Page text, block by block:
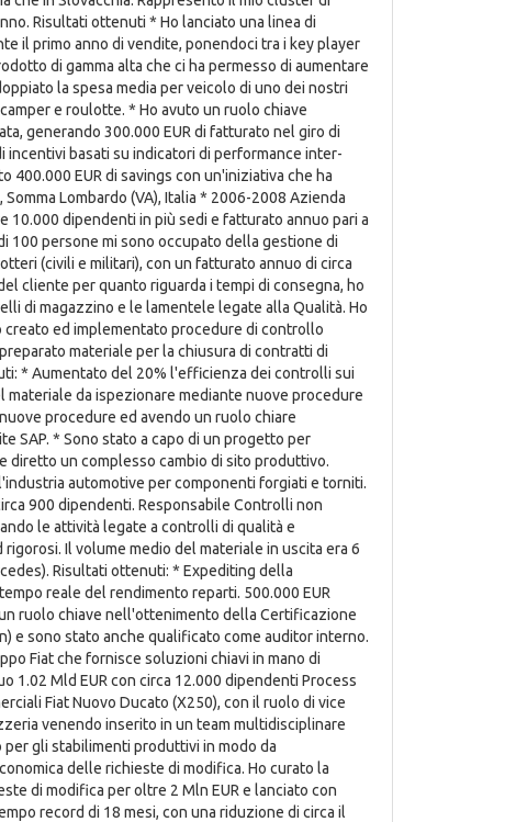
Risultati ottenuti * Ho lanciato una linea di
il primo anno di vendite, ponendoci tra i key player
di gamma alta che ci ha permesso di aumentare
la spesa media per veicolo di uno dei nostri
e roulotte. * Ho avuto un ruolo chiave
generando 300.000 EUR di fatturato nel giro di
basati su indicatori di performance inter-
EUR di savings con un'iniziativa che ha
Lombardo (VA), Italia * 2006-2008 Azienda
dipendenti in più sedi e fatturato annuo pari a
100 persone mi sono occupato della gestione di
(civili e militari), con un fatturato annuo di circa
cliente per quanto riguarda i tempi di consegna, ho
di magazzino e le lamentele legate alla Qualità. Ho
ed implementato procedure di controllo
materiale per la chiusura di contratti di
* Aumentato del 20% l'efficienza dei controlli sui
da ispezionare mediante nuove procedure
procedure ed avendo un ruolo chiare
SAP. * Sono stato a capo di un progetto per
diretto un complesso cambio di sito produttivo.
automotive per componenti forgiati e torniti.
900 dipendenti. Responsabile Controlli non
le attività legate a controlli di qualità e
Il volume medio del materiale in uscita era 6
Risultati ottenuti: * Expediting della
reale del rendimento reparti. 500.000 EUR
ruolo chiave nell'ottenimento della Certificazione
e sono stato anche qualificato come auditor interno.
Fiat che fornisce soluzioni chiavi in mano di
1.02 Mld EUR con circa 12.000 dipendenti Process
Fiat Nuovo Ducato (X250), con il ruolo di vice
venendo inserito in un team multidisciplinare
gli stabilimenti produttivi in modo da
delle richieste di modifica. Ho curato la
di modifica per oltre 2 Mln EUR e lanciato con
record di 18 mesi, con una riduzione di circa il